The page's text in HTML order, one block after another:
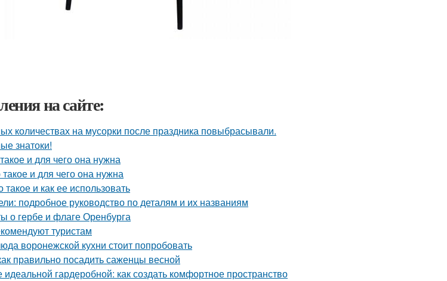
на сайте:
количествах на мусорки после праздника повыбрасывали.
знатоки!
и для чего она нужна
и для чего она нужна
такое и как ее использовать
подробное руководство по деталям и их названиям
о гербе и флаге Оренбурга
туристам
воронежской кухни стоит попробовать
правильно посадить саженцы весной
гардеробной: как создать комфортное пространство